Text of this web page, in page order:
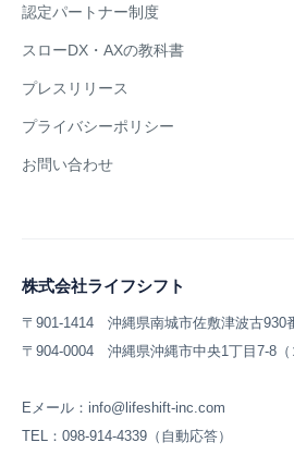
認定パートナー制度
スローDX・AXの教科書
プレスリリース
プライバシーポリシー
お問い合わせ
株式会社ライフシフト
〒901-1414 沖縄県南城市佐敷津波古930
〒904-0004 沖縄県沖縄市中央1丁目7-8（
Eメール：info@lifeshift-inc.com
TEL：098-914-4339（自動応答）